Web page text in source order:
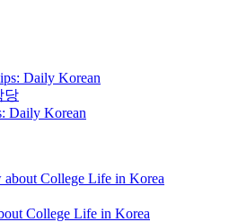
당
Daily Korean
College Life in Korea